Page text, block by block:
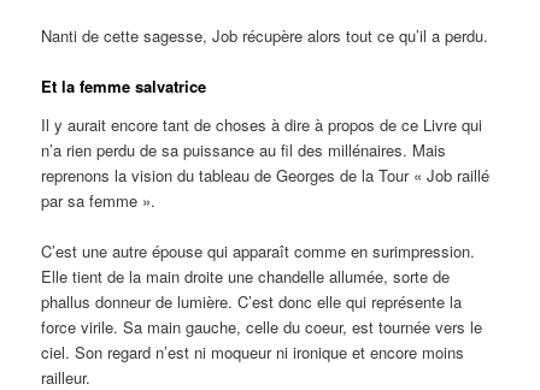
Nanti de cette sagesse, Job récupère alors tout ce qu’il a perdu.
Et la femme salvatrice
Il y aurait encore tant de choses à dire à propos de ce Livre qui
n’a rien perdu de sa puissance au fil des millénaires. Mais
reprenons la vision du tableau de Georges de la Tour « Job raillé
par sa femme ».
C’est une autre épouse qui apparaît comme en surimpression.
Elle tient de la main droite une chandelle allumée, sorte de
phallus donneur de lumière. C’est donc elle qui représente la
force virile. Sa main gauche, celle du coeur, est tournée vers le
ciel. Son regard n’est ni moqueur ni ironique et encore moins
railleur.